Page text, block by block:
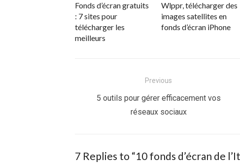
Fonds d’écran gratuits
: 7 sites pour
télécharger les
meilleurs
Wlppr, télécharger des
images satellites en
fonds d’écran iPhone
Previous
Previous
5 outils pour gérer efficacement vos
réseaux sociaux
7 Replies to “10 fonds d’écran de